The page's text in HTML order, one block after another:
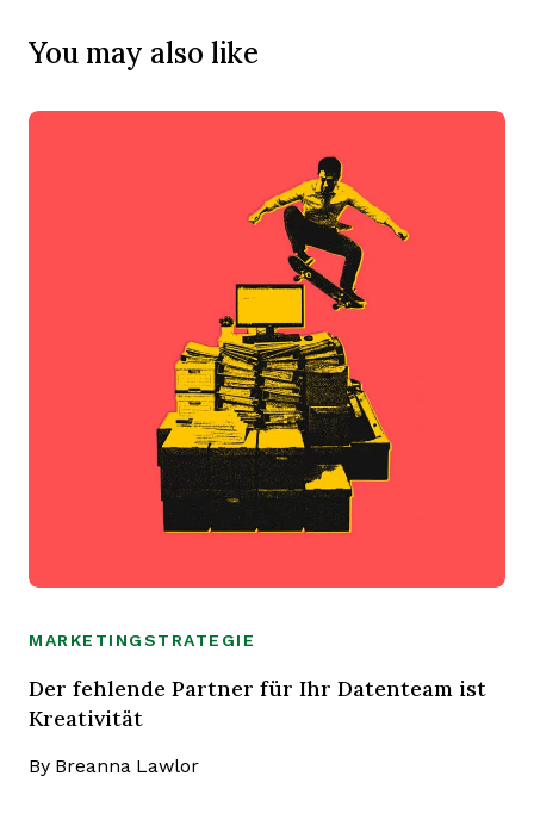
You may also like
MARKETINGSTRATEGIE
Der fehlende Partner für Ihr Datenteam ist
Kreativität
By Breanna Lawlor